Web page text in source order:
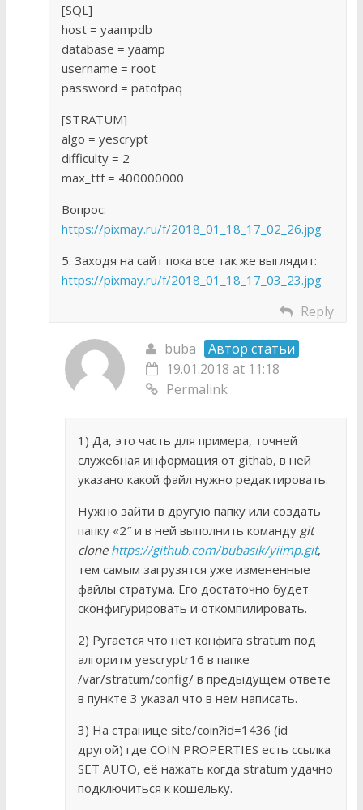
[SQL]
host = yaampdb
database = yaamp
username = root
password = patofpaq
[STRATUM]
algo = yescrypt
difficulty = 2
max_ttf = 400000000
Вопрос:
https://pixmay.ru/f/2018_01_18_17_02_26.jpg
5. Заходя на сайт пока все так же выглядит:
https://pixmay.ru/f/2018_01_18_17_03_23.jpg
Reply
buba
Автор статьи
19.01.2018 at 11:18
Permalink
1) Да, это часть для примера, точней
служебная информация от githab, в ней
указано какой файл нужно редактировать.
Нужно зайти в другую папку или создать
папку «2″ и в ней выполнить команду git
clone https://github.com/bubasik/yiimp.git,
тем самым загрузятся уже измененные
файлы стратума. Его достаточно будет
сконфигурировать и откомпилировать.
2) Ругается что нет конфига stratum под
алгоритм yescryptr16 в папке
/var/stratum/config/ в предыдущем ответе
в пункте 3 указал что в нем написать.
3) На странице site/coin?id=1436 (id
другой) где COIN PROPERTIES есть ссылка
SET AUTO, её нажать когда stratum удачно
подключиться к кошельку.